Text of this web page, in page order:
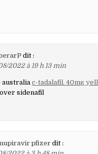
dit :
2022 à 19 h 13 min
australiac-tadalafil. 40mg
sidenafil
pfizer dit :